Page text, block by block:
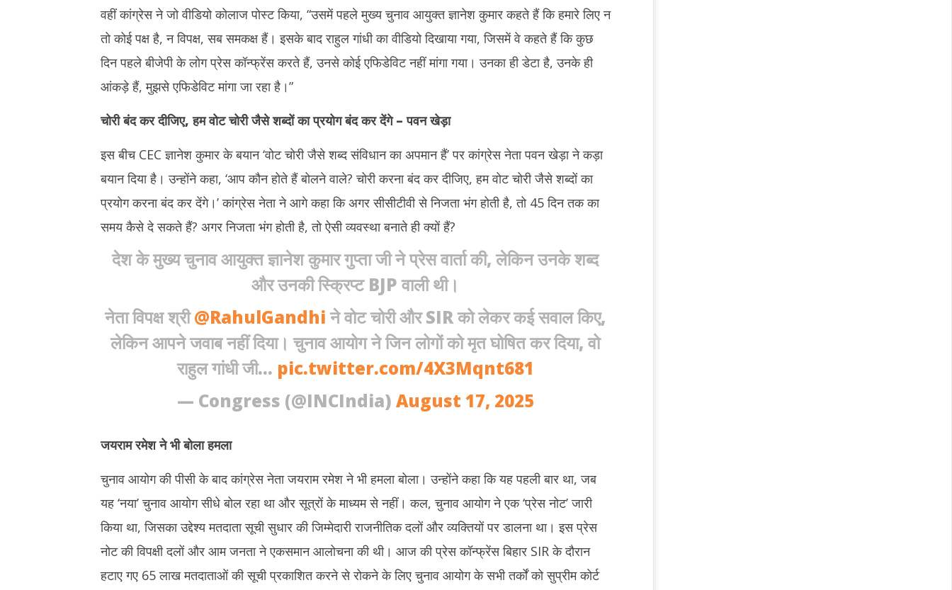
वहीं कांग्रेस ने जो वीडियो कोलाज पोस्ट किया, “उसमें पहले मुख्य चुनाव आयुक्त ज्ञानेश कुमार कहते हैं कि हमारे लिए न
तो कोई पक्ष है, न विपक्ष, सब समकक्ष हैं। इसके बाद राहुल गांधी का वीडियो दिखाया गया, जिसमें वे कहते हैं कि कुछ
दिन पहले बीजेपी के लोग प्रेस कॉन्फ्रेंस करते हैं, उनसे कोई एफिडेविट नहीं मांगा गया। उनका ही डेटा है, उनके ही
आंकड़े हैं, मुझसे एफिडेविट मांगा जा रहा है।”
चोरी बंद कर दीजिए,हम वोट चोरी जैसे शब्दों का प्रयोग बंद कर देंगे –पवन खेड़ा
इस बीच CEC ज्ञानेश कुमार के बयान ‘वोट चोरी जैसे शब्द संविधान का अपमान हैं’ पर कांग्रेस नेता पवन खेड़ा ने कड़ा
बयान दिया है। उन्होंने कहा, ‘आप कौन होते हैं बोलने वाले? चोरी करना बंद कर दीजिए, हम वोट चोरी जैसे शब्दों का
प्रयोग करना बंद कर देंगे।’ कांग्रेस नेता ने आगे कहा कि अगर सीसीटीवी से निजता भंग होती है, तो 45 दिन तक का
समय कैसे दे सकते हैं? अगर निजता भंग होती है, तो ऐसी व्यवस्था बनाते ही क्यों हैं?
देश के मुख्य चुनाव आयुक्त ज्ञानेश कुमार गुप्ता जी ने प्रेस वार्ता की, लेकिन उनके शब्द
और उनकी स्क्रिप्ट BJP वाली थी।
नेता विपक्ष श्री@RahulGandhi ने वोट चोरी और SIR को लेकर कई सवाल किए,
लेकिन आपने जवाब नहीं दिया। चुनाव आयोग ने जिन लोगों को मृत घोषित कर दिया, वो
राहुल गांधी जी… pic.twitter.com/4X3Mqnt681
— Congress (@INCIndia) August 17, 2025
जयराम रमेश ने भी बोला हमला
चुनाव आयोग की पीसी के बाद कांग्रेस नेता जयराम रमेश ने भी हमला बोला। उन्होंने कहा कि यह पहली बार था, जब
यह ‘नया’ चुनाव आयोग सीधे बोल रहा था और सूत्रों के माध्यम से नहीं। कल, चुनाव आयोग ने एक ‘प्रेस नोट’ जारी
किया था, जिसका उद्देश्य मतदाता सूची सुधार की जिम्मेदारी राजनीतिक दलों और व्यक्तियों पर डालना था। इस प्रेस
नोट की विपक्षी दलों और आम जनता ने एकसमान आलोचना की थी। आज की प्रेस कॉन्फ्रेंस बिहार SIR के दौरान
हटाए गए 65 लाख मतदाताओं की सूची प्रकाशित करने से रोकने के लिए चुनाव आयोग के सभी तर्कों को सुप्रीम कोर्ट